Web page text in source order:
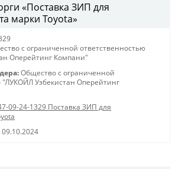
«Поставка ЗИП для
марки Toyota»
с ограниченной ответственностью
Оперейтинг Компани"
Общество с ограниченной
"ЛУКОЙЛ Узбекистан Оперейтинг
09-24-1329 Поставка ЗИП для
09.10.2024